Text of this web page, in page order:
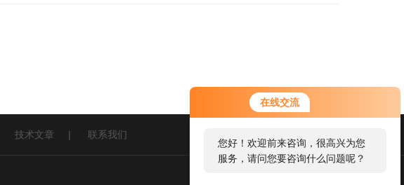
在线交流
您好！欢迎前来咨询，很高兴为您
服务，请问您要咨询什么问题呢？
技术文章 | 联系我们